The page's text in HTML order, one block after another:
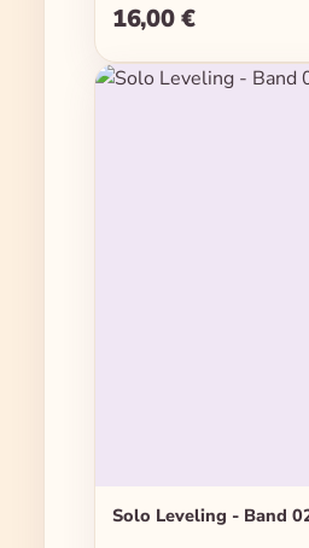
Regulärer Preis:
16,00 €
Solo Leveling - Band